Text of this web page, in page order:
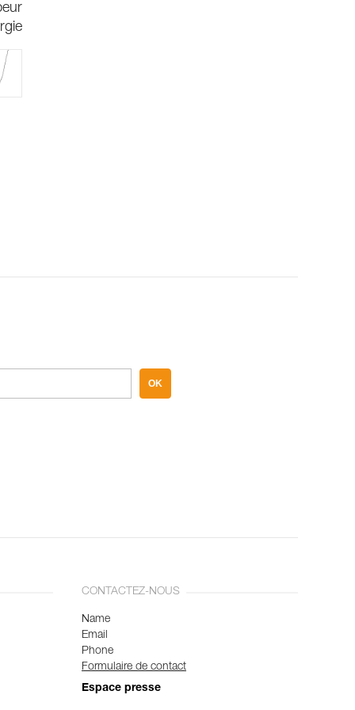
OK
CONTACTEZ-NOUS
Name
Email
Phone
Formulaire de contact
Espace presse